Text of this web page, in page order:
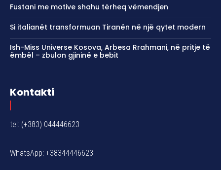
Fustani me motive shahu tërheq vëmendjen
Si italianët transformuan Tiranën në një qytet modern
Ish-Miss Universe Kosova, Arbesa Rrahmani, në pritje të
ëmbël – zbulon gjininë e bebit
Kontakti
tel: (+383) 044446623
WhatsApp: +38344446623